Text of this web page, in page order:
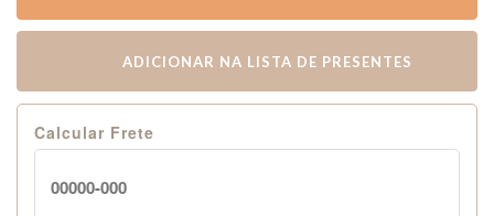
ADICIONAR NA LISTA DE PRESENTES
Calcular Frete